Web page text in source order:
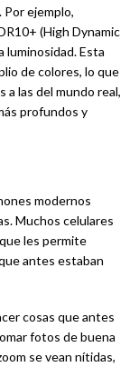
Por ejemplo,
(High Dynamic
luminosidad. Esta
de colores, lo que
a las del mundo real,
profundos y
modernos
Muchos celulares
les permite
antes estaban
cosas que antes
fotos de buena
se vean nítidas,